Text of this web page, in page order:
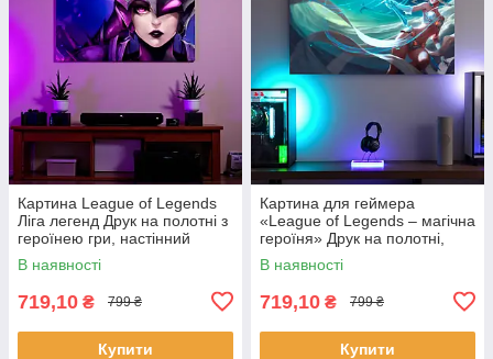
Картина League of Legends
Ліга легенд Друк на полотні з
героїнею гри, настінний
декор для геймерської
кімнаті 60х40 см
В наявності
719,10 ₴ 799 ₴
Купити
Картина для геймера
«League of Legends – магічна
героїня» Друк на полотні,
Ліга легенд 60х40 см
В наявності
719,10 ₴ 799 ₴
Купити